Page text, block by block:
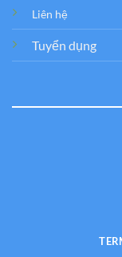
Liên hệ
Tuyển dụng